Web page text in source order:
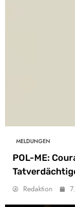
MELDUNGEN
POL-ME:
Redaktion